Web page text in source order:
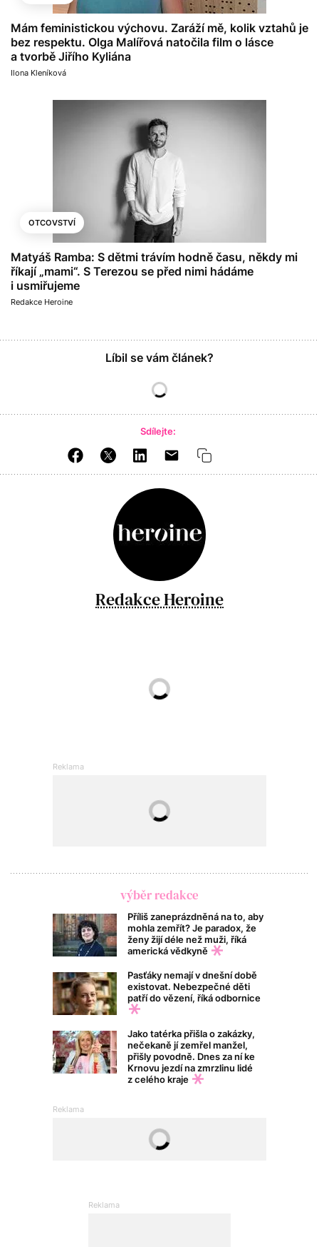
Mám feministickou výchovu. Zaráží mě, kolik vztahů je
bez respektu. Olga Malířová natočila film o lásce
a tvorbě Jiřího Kyliána
Ilona Kleníková
OTCOVSTVÍ
Matyáš Ramba: S dětmi trávím hodně času, někdy mi
říkají „mami“. S Terezou se před nimi hádáme
i usmiřujeme
Redakce Heroine
Líbil se vám článek?
Sdílejte:
Redakce Heroine
výběr redakce
Příliš zaneprázdněná na to, aby
mohla zemřít? Je paradox, že
ženy žijí déle než muži, říká
americká vědkyně
Pasťáky nemají v dnešní době
existovat. Nebezpečné děti
patří do vězení, říká odbornice
Jako tatérka přišla o zakázky,
nečekaně jí zemřel manžel,
přišly povodně. Dnes za ní ke
Krnovu jezdí na zmrzlinu lidé
z celého kraje